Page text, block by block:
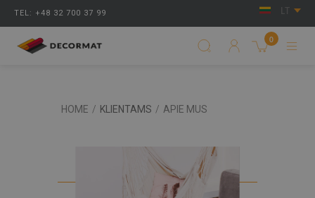
TEL: +48 32 700 37 99
0
HOME / KLIENTAMS / APIE MUS